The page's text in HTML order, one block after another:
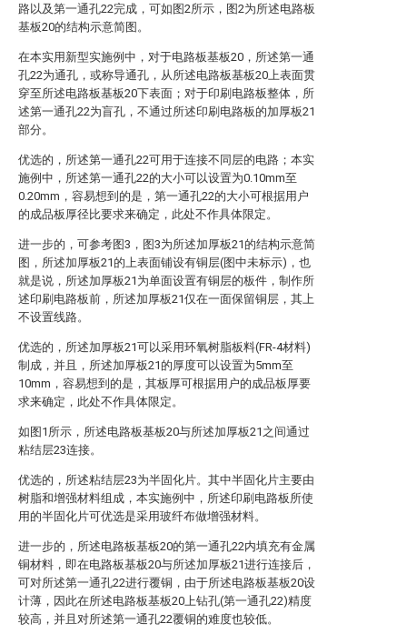
路以及第一通孔22完成，可如图2所示，图2为所述电路板
基板20的结构示意简图。
在本实用新型实施例中，对于电路板基板20，所述第一通
孔22为通孔，或称导通孔，从所述电路板基板20上表面贯
穿至所述电路板基板20下表面；对于印刷电路板整体，所
述第一通孔22为盲孔，不通过所述印刷电路板的加厚板21
部分。
优选的，所述第一通孔22可用于连接不同层的电路；本实
施例中，所述第一通孔22的大小可以设置为0.10mm至
0.20mm，容易想到的是，第一通孔22的大小可根据用户
的成品板厚径比要求来确定，此处不作具体限定。
进一步的，可参考图3，图3为所述加厚板21的结构示意简
图，所述加厚板21的上表面铺设有铜层(图中未标示)，也
就是说，所述加厚板21为单面设置有铜层的板件，制作所
述印刷电路板前，所述加厚板21仅在一面保留铜层，其上
不设置线路。
优选的，所述加厚板21可以采用环氧树脂板料(FR-4材料)
制成，并且，所述加厚板21的厚度可以设置为5mm至
10mm，容易想到的是，其板厚可根据用户的成品板厚要
求来确定，此处不作具体限定。
如图1所示，所述电路板基板20与所述加厚板21之间通过
粘结层23连接。
优选的，所述粘结层23为半固化片。其中半固化片主要由
树脂和增强材料组成，本实施例中，所述印刷电路板所使
用的半固化片可优选是采用玻纤布做增强材料。
进一步的，所述电路板基板20的第一通孔22内填充有金属
铜材料，即在电路板基板20与所述加厚板21进行连接后，
可对所述第一通孔22进行覆铜，由于所述电路板基板20设
计薄，因此在所述电路板基板20上钻孔(第一通孔22)精度
较高，并且对所述第一通孔22覆铜的难度也较低。